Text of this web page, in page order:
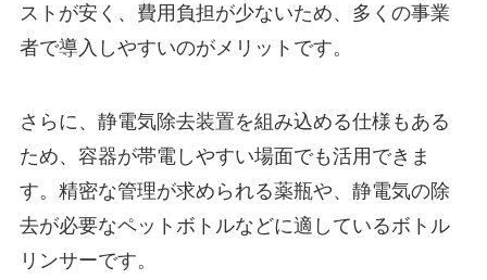
ストが安く、費用負担が少ないため、多くの事業
者で導入しやすいのがメリットです。
さらに、静電気除去装置を組み込める仕様もある
ため、容器が帯電しやすい場面でも活用できま
す。精密な管理が求められる薬瓶や、静電気の除
去が必要なペットボトルなどに適しているボトル
リンサーです。